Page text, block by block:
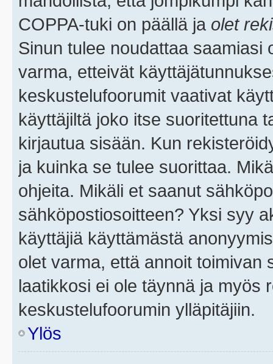
COPPA-tuki on päällä ja olet
Sinun tulee noudattaa saamiasi
varma, etteivät
keskustelufoorumit vaativat
käyttäjiltä joko itse suoritettuna
kirjautua sisään. Kun
ja kuinka se tulee suorittaa.
ohjeita. Mikäli et saanut
sähköpostiosoitteen? Yksi syy
käyttäjiä käyttämästä
olet varma, että annoit toimivan
laatikkosi ei ole täynnä ja myös
keskustelufoorumin ylläpitäjiin.
Ylös